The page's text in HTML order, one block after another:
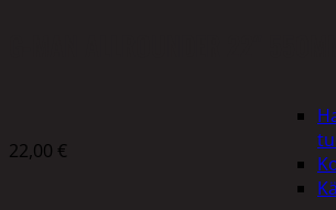
G-MAN ALLROUNDER 22″
22,00 €